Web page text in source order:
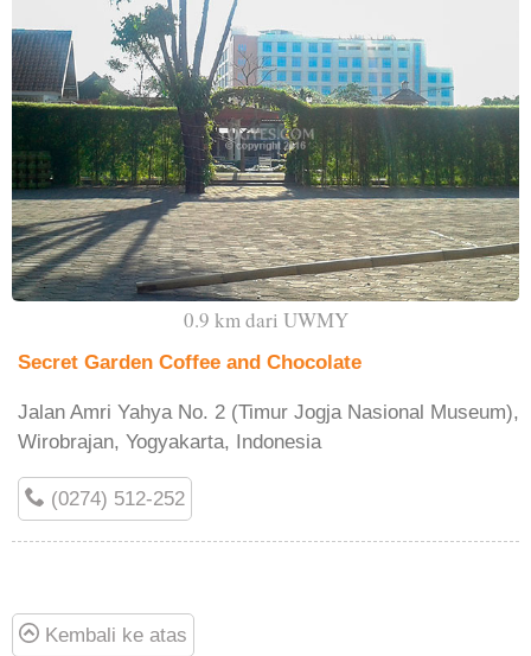
0.9 km dari UWMY
Secret Garden Coffee and Chocolate
Jalan Amri Yahya No. 2 (Timur Jogja Nasional Museum),
Wirobrajan, Yogyakarta, Indonesia
(0274) 512-252
Kembali ke atas